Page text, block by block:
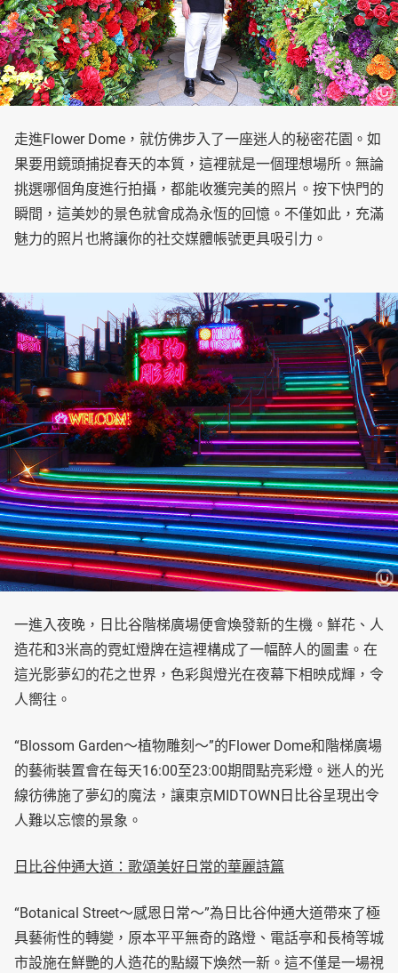
走進Flower Dome，就仿佛步入了一座迷人的秘密花園。如
果要用鏡頭捕捉春天的本質，這裡就是一個理想場所。無論
挑選哪個角度進行拍攝，都能收獲完美的照片。按下快門的
瞬間，這美妙的景色就會成為永恆的回憶。不僅如此，充滿
魅力的照片也將讓你的社交媒體帳號更具吸引力。
一進入夜晚，日比谷階梯廣場便會煥發新的生機。鮮花、人
造花和3米高的霓虹燈牌在這裡構成了一幅醉人的圖畫。在
這光影夢幻的花之世界，色彩與燈光在夜幕下相映成輝，令
人嚮往。
“Blossom Garden～植物雕刻～”的Flower Dome和階梯廣場
的藝術裝置會在每天16:00至23:00期間點亮彩燈。迷人的光
線彷彿施了夢幻的魔法，讓東京MIDTOWN日比谷呈現出令
人難以忘懷的景象。
日比谷仲通大道：歌頌美好日常的華麗詩篇
“Botanical Street～感恩日常～”為日比谷仲通大道帶來了極
具藝術性的轉變，原本平平無奇的路燈、電話亭和長椅等城
市設施在鮮艷的人造花的點綴下煥然一新。這不僅是一場視